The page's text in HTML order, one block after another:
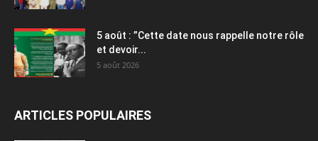
5 août : ”Cette date nous rappelle notre rôle
et devoir...
5 août 2026
ARTICLES POPULAIRES